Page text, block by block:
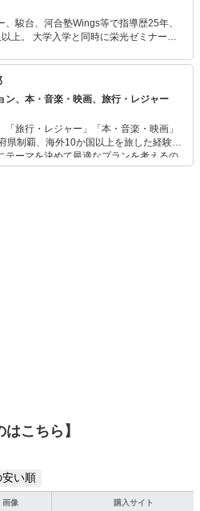
、駿台、河合塾Wings等で指導歴25年、
光ゼミナール
入社初年度に生徒授業満足度全講師中1位
台ではシンガポール校講
年初の20代校長として香港校校長を務
。 河合塾Wingsでは入社後
業満足度全講師中1位、講師研修や保護
ダクション運営、
受験ガイド、教育・受験情報webメディ
筆・編集、全国の中学校・高校でのセミ
ン、本・音楽・映画、旅行・レジャー
「旅行・レジャー」「本・音楽・映画」
県制覇、海外10か国以上を旅した経験を
テーマを決めて最適なプランを考えるの
パレルショップでの販売経験もあり。誰
こちら】
い順
画像 購入サイト